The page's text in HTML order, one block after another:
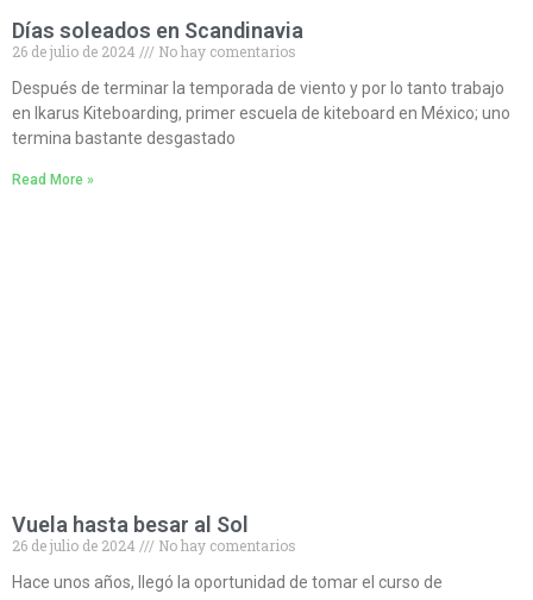
Días soleados en Scandinavia
26 de julio de 2024
No hay comentarios
Después de terminar la temporada de viento y por lo tanto trabajo
en Ikarus Kiteboarding, primer escuela de kiteboard en México; uno
termina bastante desgastado
Read More »
Vuela hasta besar al Sol
26 de julio de 2024
No hay comentarios
Hace unos años, llegó la oportunidad de tomar el curso de